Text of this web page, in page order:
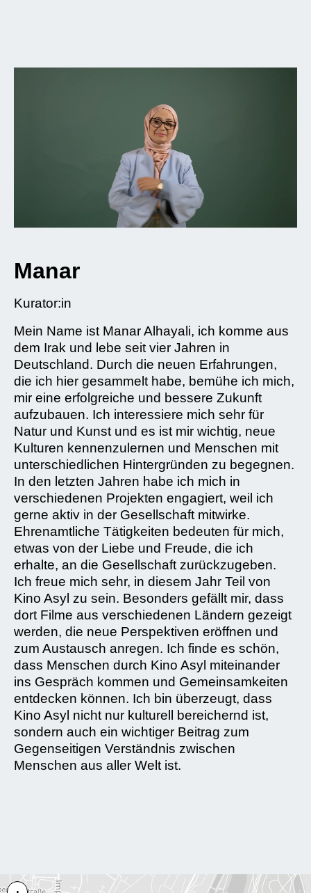
Manar
Kurator:in
Mein Name ist Manar Alhayali, ich komme aus
dem Irak und lebe seit vier Jahren in
Deutschland. Durch die neuen Erfahrungen,
die ich hier gesammelt habe, bemühe ich mich,
mir eine erfolgreiche und bessere Zukunft
aufzubauen. Ich interessiere mich sehr für
Natur und Kunst und es ist mir wichtig, neue
Kulturen kennenzulernen und Menschen mit
unterschiedlichen Hintergründen zu begegnen.
In den letzten Jahren habe ich mich in
verschiedenen Projekten engagiert, weil ich
gerne aktiv in der Gesellschaft mitwirke.
Ehrenamtliche Tätigkeiten bedeuten für mich,
etwas von der Liebe und Freude, die ich
erhalte, an die Gesellschaft zurückzugeben.
Ich freue mich sehr, in diesem Jahr Teil von
Kino Asyl zu sein. Besonders gefällt mir, dass
dort Filme aus verschiedenen Ländern gezeigt
werden, die neue Perspektiven eröffnen und
zum Austausch anregen. Ich finde es schön,
dass Menschen durch Kino Asyl miteinander
ins Gespräch kommen und Gemeinsamkeiten
entdecken können. Ich bin überzeugt, dass
Kino Asyl nicht nur kulturell bereichernd ist,
sondern auch ein wichtiger Beitrag zum
Gegenseitigen Verständnis zwischen
Menschen aus aller Welt ist.